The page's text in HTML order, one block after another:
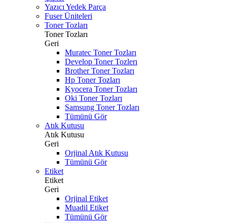
Yazıcı Yedek Parça
Fuser Üniteleri
Toner Tozları
Toner Tozları
Geri
Muratec Toner Tozları
Develop Toner Tozlerı
Brother Toner Tozları
Hp Toner Tozları
Kyocera Toner Tozları
Oki Toner Tozları
Samsung Toner Tozları
Tümünü Gör
Atık Kutusu
Atık Kutusu
Geri
Orjinal Atık Kutusu
Tümünü Gör
Etiket
Etiket
Geri
Orjinal Etiket
Muadil Etiket
Tümünü Gör